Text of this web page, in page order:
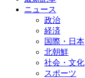
ニュース
政治
経済
国際・日本
北朝鮮
社会・文化
スポーツ